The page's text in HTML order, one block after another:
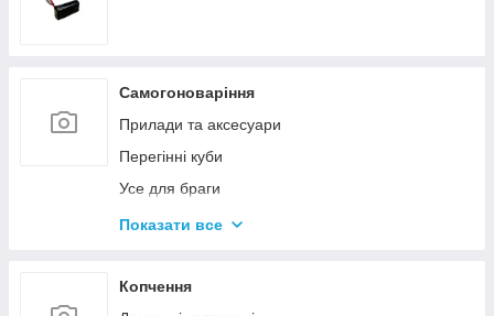
Самогоноваріння
Прилади та аксесуари
Перегінні куби
Усе для браги
Комплектуючі та запчастини
Колони без ємності
Показати все
Копчення